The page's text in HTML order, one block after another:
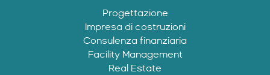
Progettazione
Impresa di costruzioni
Consulenza finanziaria
Facility Management
Real Estate